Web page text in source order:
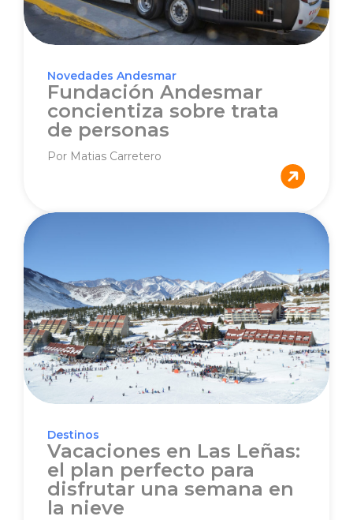
Novedades Andesmar
Fundación Andesmar
concientiza sobre trata
de personas
Por Matias Carretero
Destinos
Vacaciones en Las Leñas:
el plan perfecto para
disfrutar una semana en
la nieve